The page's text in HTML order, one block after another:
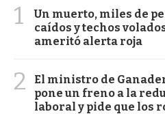
1
Un muerto, miles de
caídos y techos
ameritó alerta roja
2
El ministro de
pone un freno a la
laboral y pide que los